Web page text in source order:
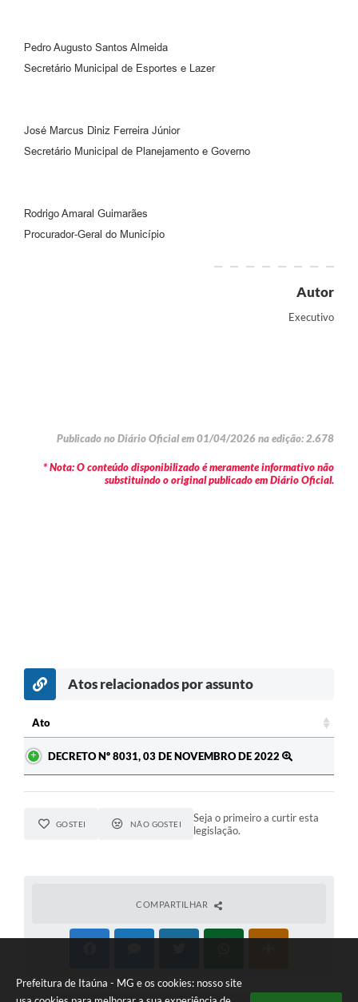
Prefeitura de Itaúna - MG e os cookies: nosso site
Pedro Augusto Santos Almeida
Secretário Municipal de Esportes e Lazer
José Marcus Diniz Ferreira Júnior
Secretário Municipal de Planejamento e Governo
Rodrigo Amaral Guimarães
Procurador-Geral do Município
Autor
Executivo
Publicado no Diário Oficial em 01/04/2026 na edição: 2.678
* Nota: O conteúdo disponibilizado é meramente informativo não
substituindo o original publicado em Diário Oficial.
Atos relacionados por assunto
Ato
DECRETO Nº 8031, 03 DE NOVEMBRO DE 2022
GOSTEI NÃO GOSTEI
Seja o primeiro a curtir esta
legislação.
COMPARTILHAR